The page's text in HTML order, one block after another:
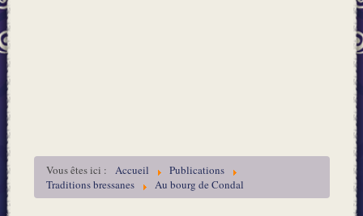
Vous êtes ici : Accueil
Publications
Traditions bressanes
Au bourg de Condal